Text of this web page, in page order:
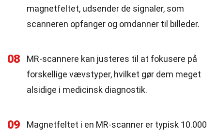
magnetfeltet, udsender de signaler, som
scanneren opfanger og omdanner til billeder.
08
MR-scannere kan justeres til at fokusere på
forskellige vævstyper, hvilket gør dem meget
alsidige i medicinsk diagnostik.
09
Magnetfeltet i en MR-scanner er typisk 10.000